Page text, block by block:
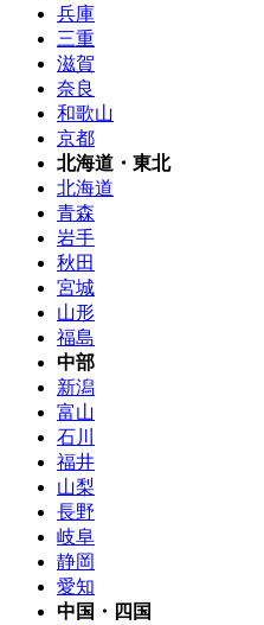
兵庫
三重
滋賀
奈良
和歌山
京都
北海道・東北
北海道
青森
岩手
秋田
宮城
山形
福島
中部
新潟
富山
石川
福井
山梨
長野
岐阜
静岡
愛知
中国・四国